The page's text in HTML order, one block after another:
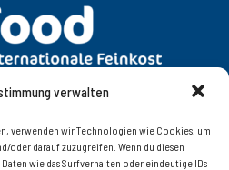
verwalten
verwenden wir Technologien wie Cookies, um
oder darauf zuzugreifen. Wenn du diesen
wie das Surfverhalten oder eindeutige IDs